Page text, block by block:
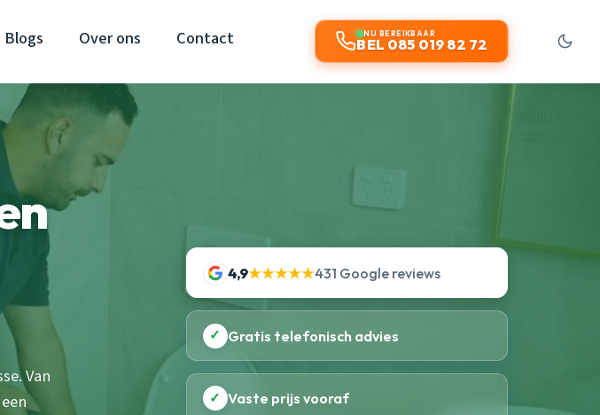
Blogs Over ons Contact NU BEREIKBAAR
BEL 085 019 82 72
Van
4,9★★★★★431 Google reviews
✓ Gratis telefonisch advies
✓ Vaste prijs vooraf